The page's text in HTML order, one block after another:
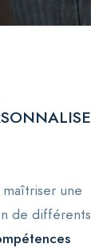
une
de différents